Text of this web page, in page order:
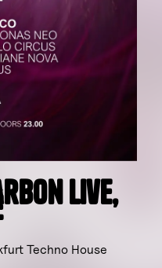
Live,
Techno House